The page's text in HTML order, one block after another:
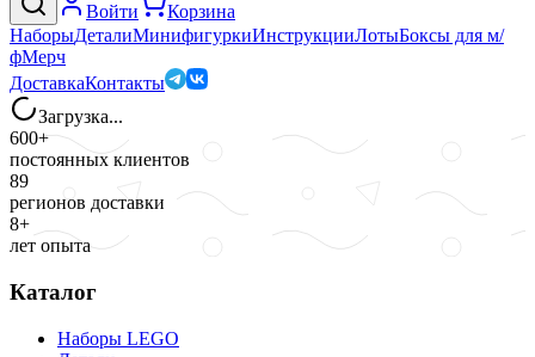
Войти
Корзина
НаборыДеталиМинифигуркиИнструкцииЛотыБоксы для м/
фМерч
ДоставкаКонтакты
Загрузка...
600+
постоянных клиентов
89
регионов доставки
8+
лет опыта
Каталог
Наборы LEGO